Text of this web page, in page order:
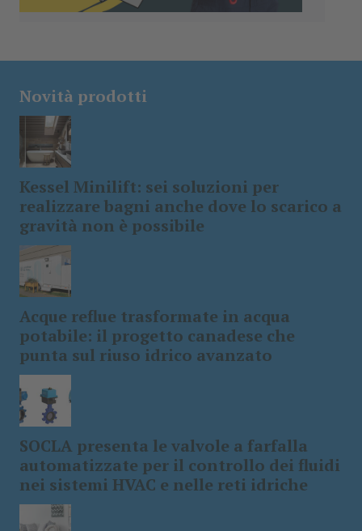
Novità prodotti
Kessel Minilift: sei soluzioni per
realizzare bagni anche dove lo scarico a
gravità non è possibile
Acque reflue trasformate in acqua
potabile: il progetto canadese che
punta sul riuso idrico avanzato
SOCLA presenta le valvole a farfalla
automatizzate per il controllo dei fluidi
nei sistemi HVAC e nelle reti idriche